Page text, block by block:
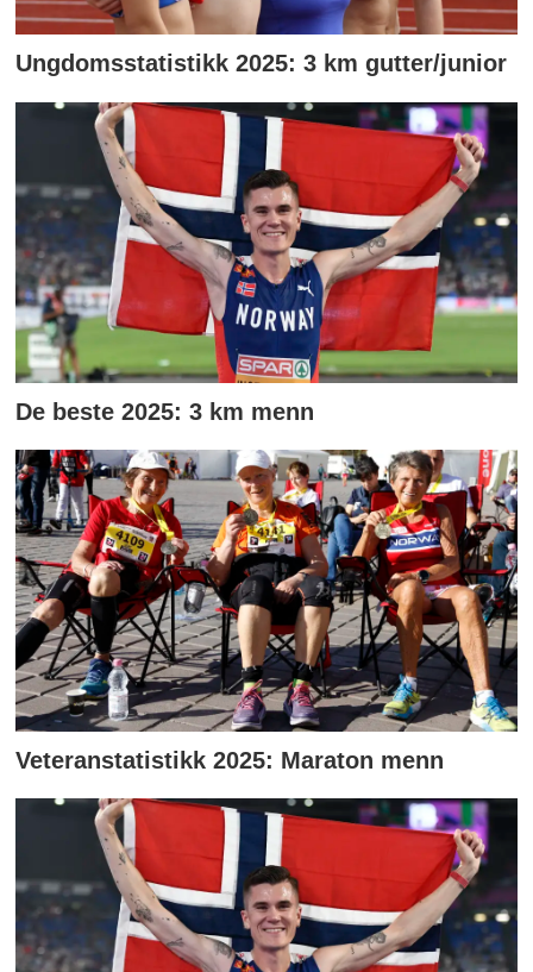
Ungdomsstatistikk 2025: 3 km gutter/junior
De beste 2025: 3 km menn
Veteranstatistikk 2025: Maraton menn